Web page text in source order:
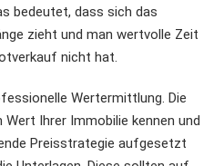
bedeutet, dass sich das
zieht und man wertvolle Zeit
nicht hat.
Wertermittlung. Die
Ihrer Immobilie kennen und
Preisstrategie aufgesetzt